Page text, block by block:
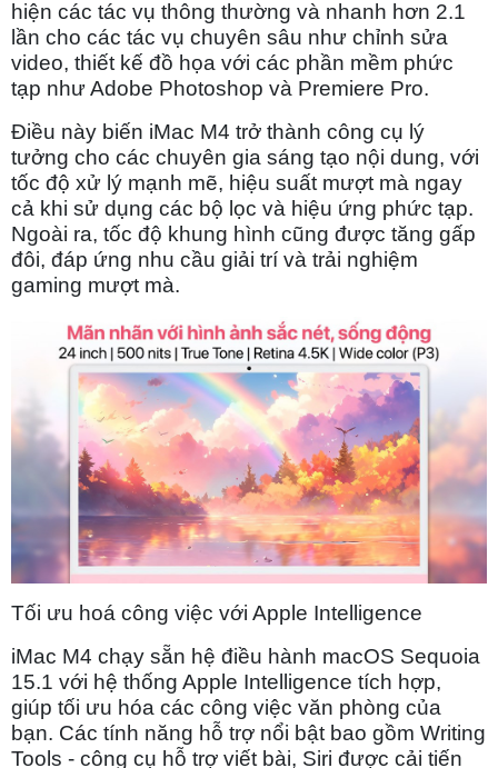
hiện các tác vụ thông thường và nhanh hơn 2.1
lần cho các tác vụ chuyên sâu như chỉnh sửa
video, thiết kế đồ họa với các phần mềm phức
tạp như Adobe Photoshop và Premiere Pro.
Điều này biến iMac M4 trở thành công cụ lý
tưởng cho các chuyên gia sáng tạo nội dung, với
tốc độ xử lý mạnh mẽ, hiệu suất mượt mà ngay
cả khi sử dụng các bộ lọc và hiệu ứng phức tạp.
Ngoài ra, tốc độ khung hình cũng được tăng gấp
đôi, đáp ứng nhu cầu giải trí và trải nghiệm
gaming mượt mà.
Tối ưu hoá công việc với Apple Intelligence
iMac M4 chạy sẵn hệ điều hành macOS Sequoia
15.1 với hệ thống Apple Intelligence tích hợp,
giúp tối ưu hóa các công việc văn phòng của
bạn. Các tính năng hỗ trợ nổi bật bao gồm Writing
Tools - công cụ hỗ trợ viết bài, Siri được cải tiến